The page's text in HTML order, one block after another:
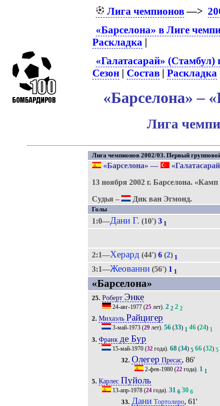
Лига чемпионов—>
«Барселона» в Лиге
Раскладка |
«Галатасарай» (Стамбул)
Сезон | Состав |Раскладка
«Барселона» –
Лига
Лига чемпионов 2002/03. Первый
«Барселона» —
13 ноября 2002 г. Барселона. «Камп
Судья –
Дик ван Эгмонд.
Голы
1:0—Дани Г. (10') 3 1
2:1—Херард (44') 6(2) 1
3:1—Жеованни(56') 1 1
«Барселона»
25. Роберт Энке
24-авг-1977(25лет). 2 2 2 2
2. Михаэль Райцигер
3-май-1973(29лет). 56(33) 1 46(24) 1
3. Франк де Бур
15-май-1970(32года). 68(34) 5 66(32) 5
32. Олегер Пресас, 86'
2-фев-1980 (22 года). 1 1
5. Карлес Пуйоль
13-апр-1978(24года). 31 6 30 6
33. ДаниТортолеро, 61'